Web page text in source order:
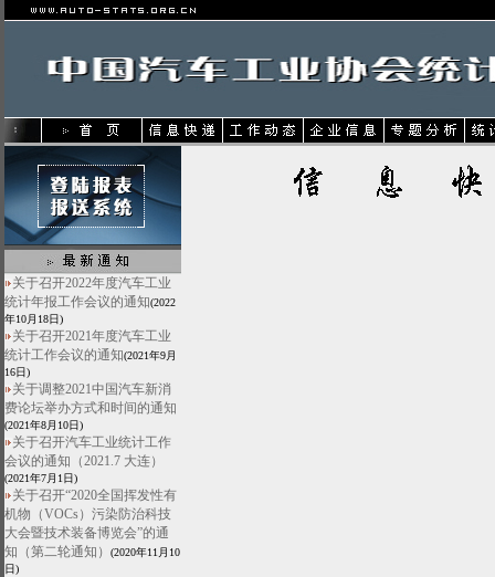
关于召开2022年度汽车工业
统计年报工作会议的通知(2022
年10月18日)
关于召开2021年度汽车工业
统计工作会议的通知(2021年9月
16日)
关于调整2021中国汽车新消
费论坛举办方式和时间的通知
(2021年8月10日)
关于召开汽车工业统计工作
会议的通知（2021.7 大连）
(2021年7月1日)
关于召开“2020全国挥发性有
机物（VOCs）污染防治科技
大会暨技术装备博览会”的通
知（第二轮通知）
(2020年11月10
日)